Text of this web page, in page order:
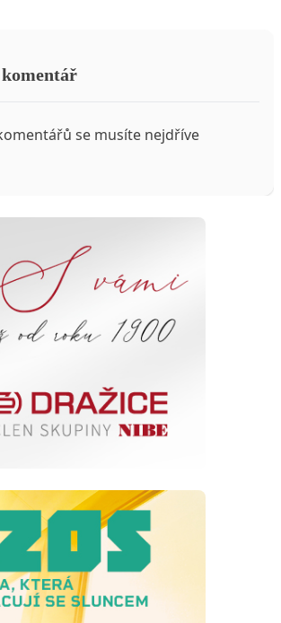
se musíte nejdříve